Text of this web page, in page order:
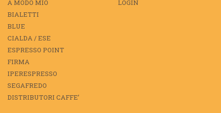
A MODO MIO
BIALETTI
BLUE
CIALDA / ESE
ESPRESSO POINT
FIRMA
IPERESPRESSO
SEGAFREDO
DISTRIBUTORI CAFFE’
LOGIN